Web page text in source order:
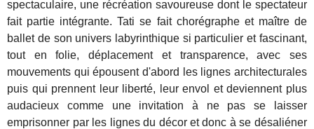
spectaculaire, une récréation savoureuse dont le spectateur
fait partie intégrante. Tati se fait chorégraphe et maître de
ballet de son univers labyrinthique si particulier et fascinant,
tout en folie, déplacement et transparence, avec ses
mouvements qui épousent d'abord les lignes architecturales
puis qui prennent leur liberté, leur envol et deviennent plus
audacieux comme une invitation à ne pas se laisser
emprisonner par les lignes du décor et donc à se désaliéner